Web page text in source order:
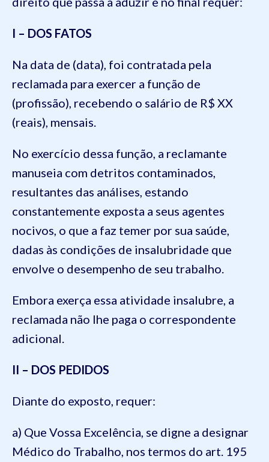
I – DOS FATOS
Na data de (data), foi contratada pela
reclamada para exercer a função de
(profissão), recebendo o salário de R$ XX
(reais), mensais.
No exercício dessa função, a reclamante
manuseia com detritos contaminados,
resultantes das análises, estando
constantemente exposta a seus agentes
nocivos, o que a faz temer por sua saúde,
dadas às condições de insalubridade que
envolve o desempenho de seu trabalho.
Embora exerça essa atividade insalubre, a
reclamada não lhe paga o correspondente
adicional.
II – DOS PEDIDOS
Diante do exposto, requer:
a) Que Vossa Excelência, se digne a designar
Médico do Trabalho, nos termos do art. 195